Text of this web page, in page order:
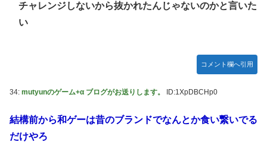
チャレンジしないから抜かれたんじゃないのかと言いた
い
コメント欄へ引用
34: mutyunのゲーム+α ブログがお送りします。 ID:1XpDBCHp0
結構前から和ゲーは昔のブランドでなんとか食い繋いでる
だけやろ